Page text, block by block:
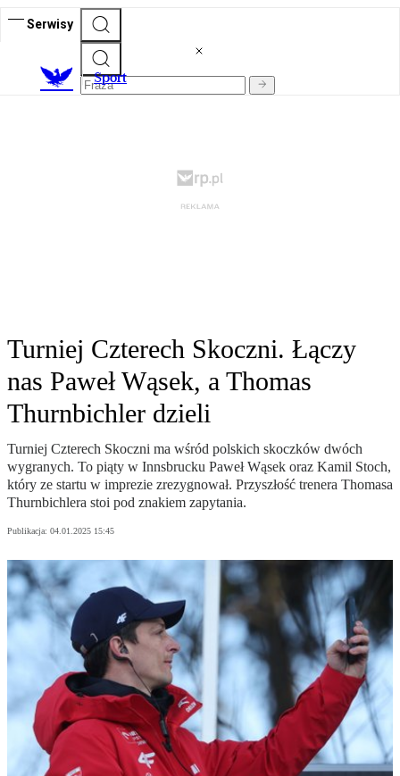
Serwisy
Sport
Turniej Czterech Skoczni. Łączy
nas Paweł Wąsek, a Thomas
Thurnbichler dzieli
Turniej Czterech Skoczni ma wśród polskich skoczków dwóch
wygranych. To piąty w Innsbrucku Paweł Wąsek oraz Kamil Stoch,
który ze startu w imprezie zrezygnował. Przyszłość trenera Thomasa
Thurnbichlera stoi pod znakiem zapytania.
Publikacja: 04.01.2025 15:45